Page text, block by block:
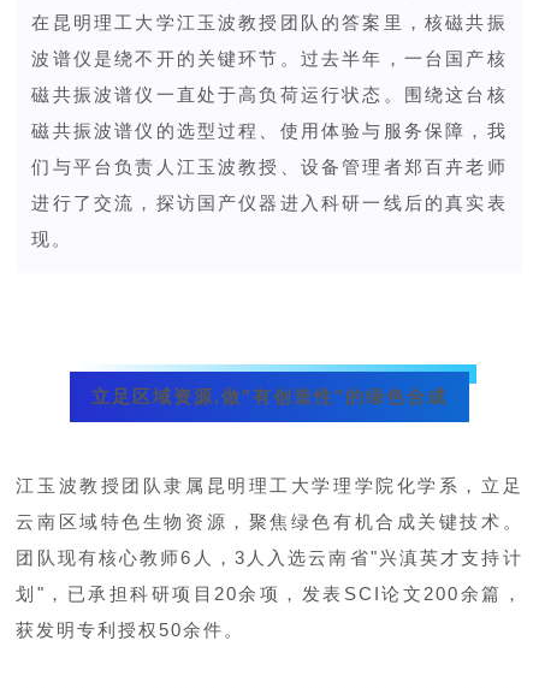
在昆明理工大学江玉波教授团队的答案里，核磁共振
波谱仪是绕不开的关键环节。过去半年，一台国产核
磁共振波谱仪一直处于高负荷运行状态。围绕这台核
磁共振波谱仪的选型过程、使用体验与服务保障，我
们与平台负责人江玉波教授、设备管理者郑百卉老师
进行了交流，探访国产仪器进入科研一线后的真实表
现。
立足区域资源,做"有创造性"的绿色合成
江玉波教授团队隶属昆明理工大学理学院化学系，立足
云南区域特色生物资源，聚焦绿色有机合成关键技术。
团队现有核心教师6人，3人入选云南省"兴滇英才支持计
划"，已承担科研项目20余项，发表SCI论文200余篇，
获发明专利授权50余件。